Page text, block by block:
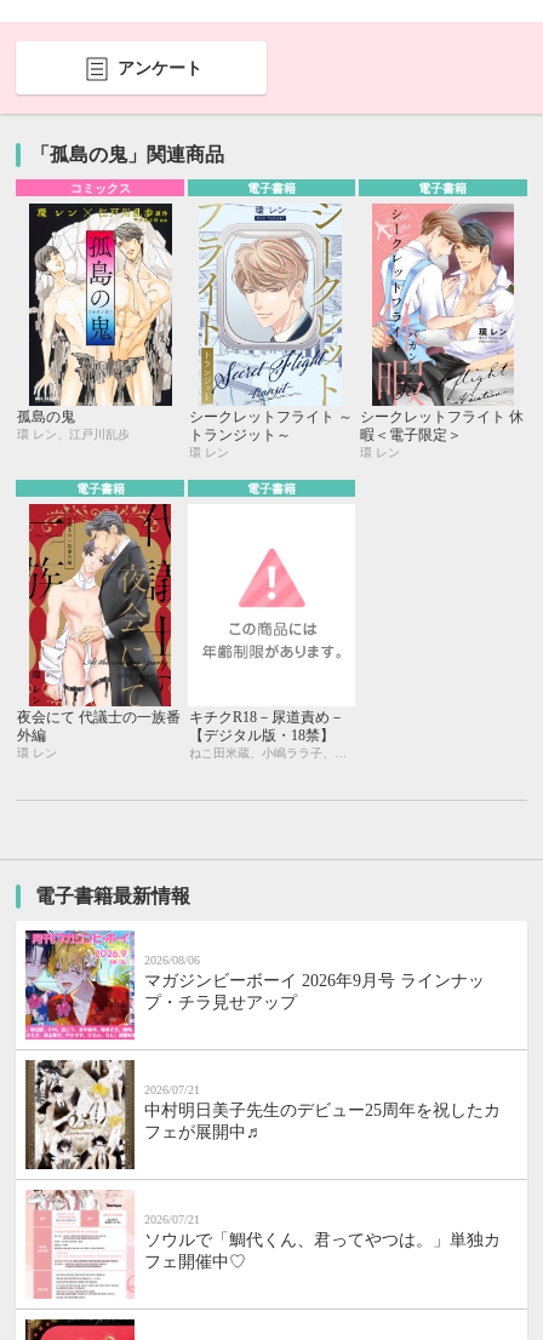
アンケート
「孤島の鬼」関連商品
コミックス
孤島の鬼
環 レン、江戸川乱歩
電子書籍
シークレットフライト ～
トランジット～
環 レン
電子書籍
シークレットフライト 休
暇＜電子限定＞
環 レン
電子書籍
夜会にて 代議士の一族番
外編
環 レン
電子書籍
キチクR18－尿道責め－
【デジタル版・18禁】
電子書籍最新情報
2026/08/06
マガジンビーボーイ 2026年9月号 ラインナッ
プ・チラ見せアップ
2026/07/21
中村明日美子先生のデビュー25周年を祝したカ
フェが展開中♬
2026/07/21
ソウルで「鯛代くん、君ってやつは。」単独カ
フェ開催中♡